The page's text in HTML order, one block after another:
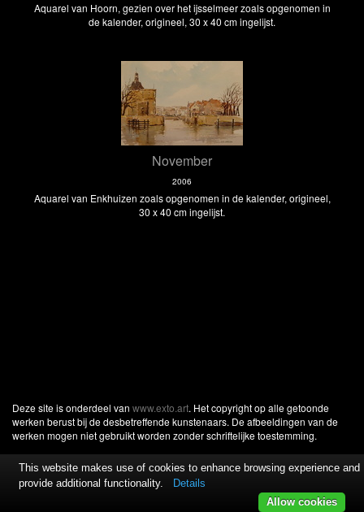
Aquarel van Hoorn, gezien over het ijsselmeer zoals opgenomen in
de kalender, origineel, 30 x 40 cm ingelijst.
November
2006
Aquarel van Enkhuizen zoals opgenomen in de kalender, origineel,
30 x 40 cm ingelijst.
Deze site is onderdeel van www.exto.art. Het copyright op alle getoonde
werken berust bij de desbetreffende kunstenaars. De afbeeldingen van de
werken mogen niet gebruikt worden zonder schriftelijke toestemming.
This website makes use of cookies to enhance browsing experience and
provide additional functionality.
Details
Allow cookies